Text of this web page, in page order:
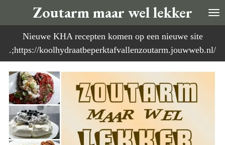
direct
naar
de
Zoutarm maar wel lekker
Nieuwe KHA recepten komen op een nieuwe site
.;https://koolhydraatbeperktafvallenzoutarm.jouwweb.nl/